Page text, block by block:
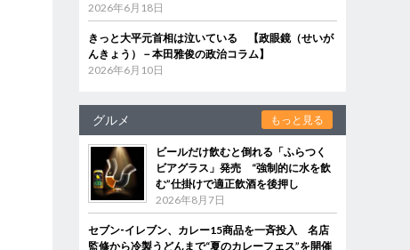
2026年6月18日
きっと大平元首相は泣いている 【政眼鏡（せいが
んきょう）－本田雅俊の政治コラム】
2026年6月10日
グルメ もっと見る
ビールだけ飲むと倒れる「ふらつく
ビアグラス」発売 “強制的に水を飲
む”仕掛けで適正飲酒を後押し
2026年8月7日
セブン‐イレブン、カレー15商品を一斉投入 名店
監修から冷製うどんまで“夏のカレーフェス”を開催